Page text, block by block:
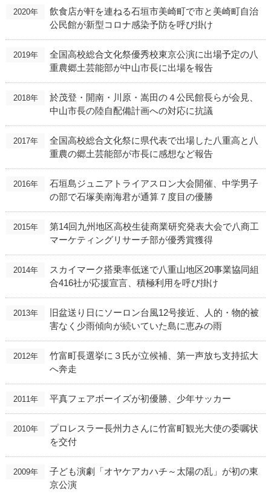
2020年
飲食店が軒を連ねる石垣市美崎町で市と美崎町自治
公民館が新型コロナ感染予防を呼び掛け
2019年
全国高校総合文化祭優秀校東京公演に出場予定の八
重農郷土芸能部が中山市長に出場を報告
2018年
於茂登・開南・川原・嵩田の４公民館長らが会見、
中山市長の陸自配備計画への対応に抗議
2017年
全国高校総合文化祭に県代表で出場した八重高と八
重農の郷土芸能部が市長に感想など報告
2016年
石垣島ジュニアトライアスロン大会開催、中学男子
の部で石塚美南海君が通算７度目の優勝
2015年
第14回九州地区高校生徒商業研究発表大会で八商工
マーケティングリサーチ部が優秀賞獲得
2014年
スカイマーク搭乗率低迷で八重山地区20事業協同組
合416社が応援宣言、積極利用を呼び掛け
2013年
旧盆送り日にソーロン台風12号接近、人的・物的被
害なく少雨傾向が続いていた島に恵みの雨
2012年
竹富町長選挙に３氏が立候補、第一声放ち支持拡大
へ奔走
2011年 平真フェアボーイズが初優勝、少年サッカー
2010年
プロレスラー長州力さんに竹富町観光大使の委嘱状
を交付
2009年
子ども演劇「オヤケアカハチ～太陽の乱」が初の東
京公演